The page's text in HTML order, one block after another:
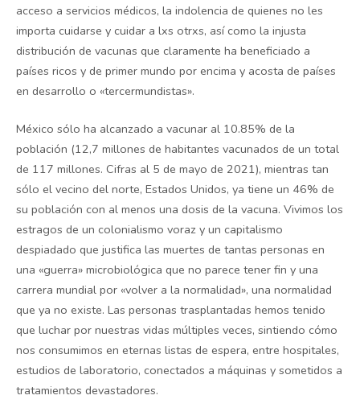
acceso a servicios médicos, la indolencia de quienes no les
importa cuidarse y cuidar a lxs otrxs, así como la injusta
distribución de vacunas que claramente ha beneficiado a
países ricos y de primer mundo por encima y acosta de países
en desarrollo o «tercermundistas».
México sólo ha alcanzado a vacunar al 10.85% de la
población (12,7 millones de habitantes vacunados de un total
de 117 millones. Cifras al 5 de mayo de 2021), mientras tan
sólo el vecino del norte, Estados Unidos, ya tiene un 46% de
su población con al menos una dosis de la vacuna. Vivimos los
estragos de un colonialismo voraz y un capitalismo
despiadado que justifica las muertes de tantas personas en
una «guerra» microbiológica que no parece tener fin y una
carrera mundial por «volver a la normalidad», una normalidad
que ya no existe. Las personas trasplantadas hemos tenido
que luchar por nuestras vidas múltiples veces, sintiendo cómo
nos consumimos en eternas listas de espera, entre hospitales,
estudios de laboratorio, conectados a máquinas y sometidos a
tratamientos devastadores.